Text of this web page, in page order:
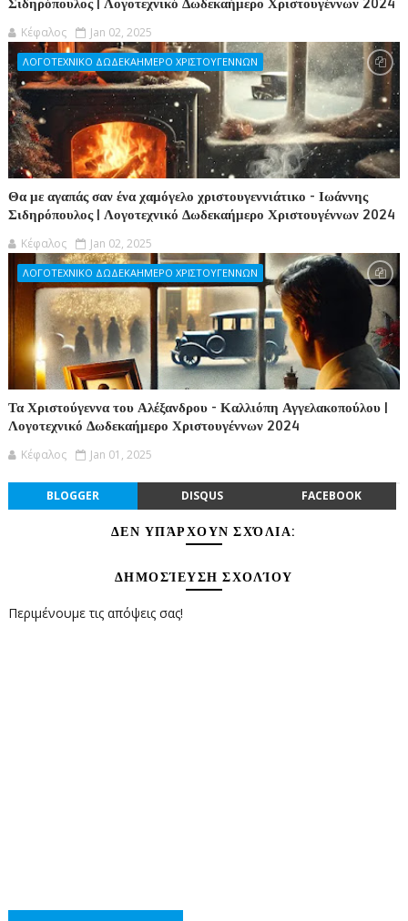
Σιδηρόπουλος | Λογοτεχνικό Δωδεκαήμερο Χριστουγέννων 2024
Κέφαλος Jan 02, 2025
ΛΟΓΟΤΕΧΝΙΚΟ ΔΩΔΕΚΑΗΜΕΡΟ ΧΡΙΣΤΟΥΓΕΝΝΩΝ
Θα με αγαπάς σαν ένα χαμόγελο χριστουγεννιάτικο - Ιωάννης
Σιδηρόπουλος | Λογοτεχνικό Δωδεκαήμερο Χριστουγέννων 2024
Κέφαλος Jan 02, 2025
ΛΟΓΟΤΕΧΝΙΚΟ ΔΩΔΕΚΑΗΜΕΡΟ ΧΡΙΣΤΟΥΓΕΝΝΩΝ
Τα Χριστούγεννα του Αλέξανδρου - Καλλιόπη Αγγελακοπούλου |
Λογοτεχνικό Δωδεκαήμερο Χριστουγέννων 2024
Κέφαλος Jan 01, 2025
BLOGGER DISQUS FACEBOOK
ΔΕΝ ΥΠΆΡΧΟΥΝ ΣΧΌΛΙΑ:
ΔΗΜΟΣΊΕΥΣΗ ΣΧΟΛΊΟΥ
Περιμένουμε τις απόψεις σας!